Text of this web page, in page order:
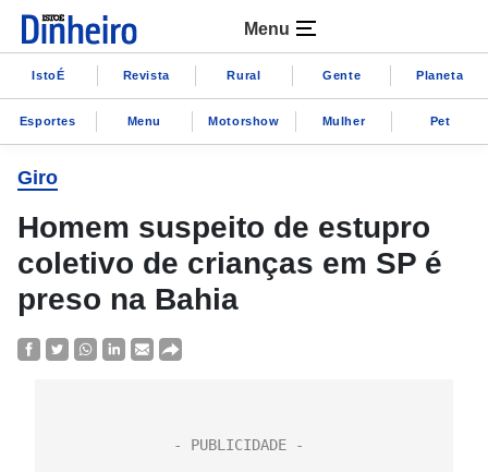
Menu
IstoÉ Revista Rural Gente Planeta
Esportes Menu Motorshow Mulher Pet
Giro
Homem suspeito de estupro
coletivo de crianças em SP é
preso na Bahia